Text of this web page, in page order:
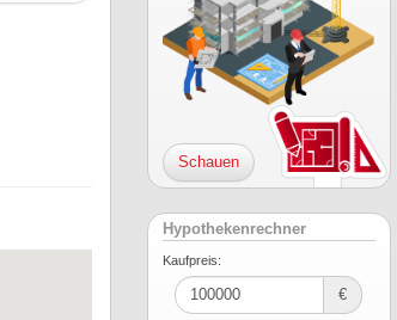
Schauen
Hypothekenrechner
Kaufpreis:
€